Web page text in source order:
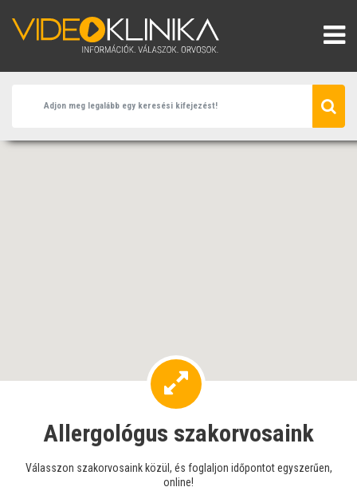
Allergológus szakorvosaink
Válasszon szakorvosaink közül, és foglaljon időpontot egyszerűen,
online!